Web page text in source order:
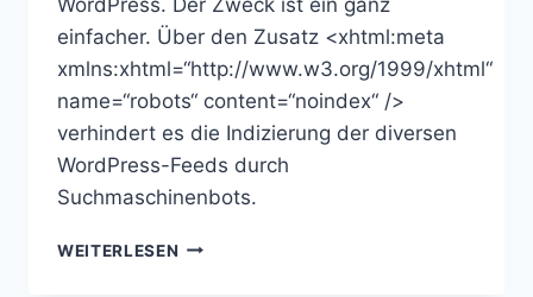
einfacher. Über den Zusatz <xhtml:meta
xmlns:xhtml=“http://www.w3.org/1999/xhtml“
name=“robots“ content=“noindex“ />
verhindert es die Indizierung der diversen
WordPress-Feeds durch
Suchmaschinenbots.
WEITERLESEN WORDPRESS